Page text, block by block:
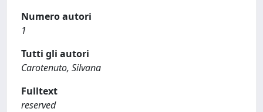
Numero autori
1
Tutti gli autori
Carotenuto, Silvana
Fulltext
reserved